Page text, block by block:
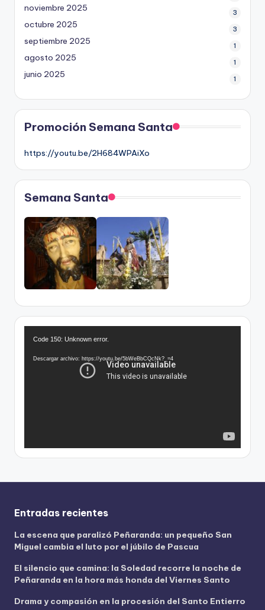
noviembre 2025 3
octubre 2025 3
septiembre 2025 1
agosto 2025 1
junio 2025 1
Promoción Semana Santa
https://youtu.be/2H684WPAiXo
Semana Santa
d
v
d
e
Code 150: Unknown error.
Descargar archivo: https://youtu.be/5bWeBbCQcNk?_=4
Entradas recientes
La escena que paralizó Peñaranda: un pequeño San
Miguel cambia el luto por el júbilo de Pascua
El silencio que camina: la Soledad recorre la noche de
Peñaranda en la hora más honda del Viernes Santo
Drama y compasión en la procesión del Santo Entierro